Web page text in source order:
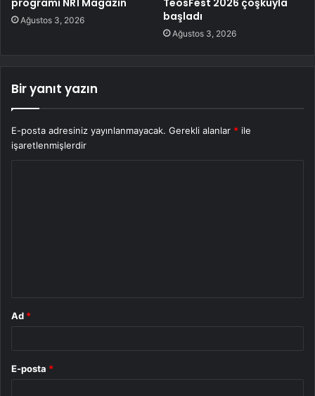
Ağustos 3, 2026
başladı
Ağustos 3, 2026
Bir yanıt yazın
E-posta adresiniz yayınlanmayacak. Gerekli alanlar * ile
işaretlenmişlerdir
Ad *
E-posta *